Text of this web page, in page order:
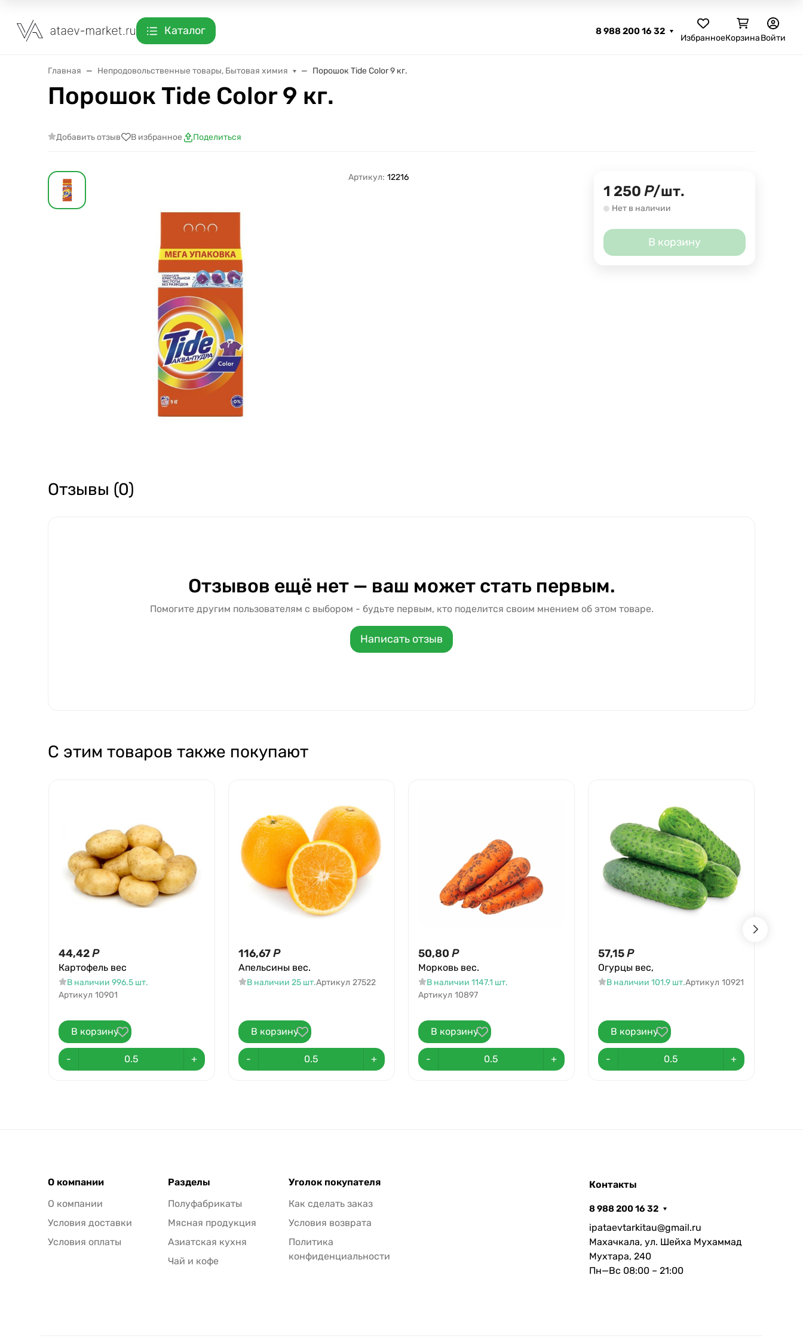
Каталог 8 988 200 16 32
ИзбранноеКорзинаВойти
Главная Непродовольственные товары, Бытовая химия Порошок Tide Color 9 кг.
Порошок Tide Color 9 кг.
Добавить отзыв В избранное Поделиться
Артикул: 12216
1 250 Р/шт.
Нет в наличии
В корзину
Отзывы (0)
Отзывов ещё нет — ваш может стать первым.
Помогите другим пользователям с выбором - будьте первым, кто поделится своим мнением об этом товаре.
Написать отзыв
С этим товаров также покупают
44,42Р
Картофель вес
В наличии 996.5 шт.
Артикул 10901
В корзину
- +
116,67Р
Апельсины вес.
В наличии 25 шт.Артикул 27522
В корзину
- +
50,80 Р
Морковь вес.
В наличии 1147.1 шт.
Артикул 10897
В корзину
- +
57,15Р
Огурцы вес,
В наличии 101.9 шт.Артикул 10921
В корзину
- +
О компании
О компании
Условия доставки
Условия оплаты
Разделы
Полуфабрикаты
Мясная продукция
Азиатская кухня
Чай и кофе
Уголок покупателя
Как сделать заказ
Условия возврата
Политика
конфиденциальности
Контакты
8 988 200 16 32
ipataevtarkitau@gmail.ru
Махачкала, ул. Шейха Мухаммад
Мухтара, 240
Пн—Вс 08:00 – 21:00